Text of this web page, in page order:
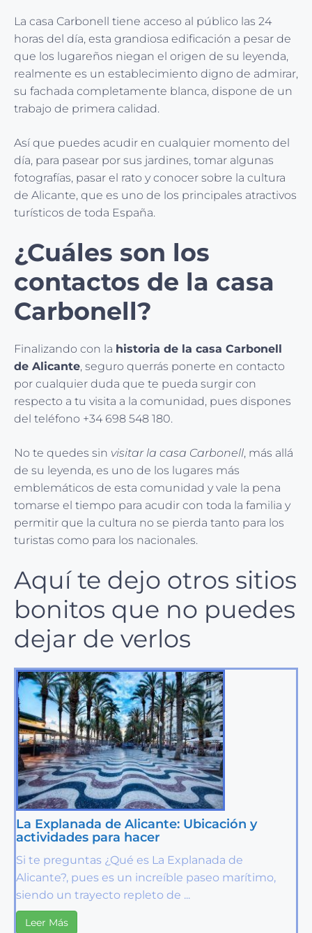
La casa Carbonell tiene acceso al público las 24
horas del día, esta grandiosa edificación a pesar de
que los lugareños niegan el origen de su leyenda,
realmente es un establecimiento digno de admirar,
su fachada completamente blanca, dispone de un
trabajo de primera calidad.
Así que puedes acudir en cualquier momento del
día, para pasear por sus jardines, tomar algunas
fotografías, pasar el rato y conocer sobre la cultura
de Alicante, que es uno de los principales atractivos
turísticos de toda España.
¿Cuáles son los
contactos de la casa
Carbonell?
Finalizando con la historia de la casa Carbonell
de Alicante, seguro querrás ponerte en contacto
por cualquier duda que te pueda surgir con
respecto a tu visita a la comunidad, pues dispones
del teléfono +34 698 548 180.
No te quedes sin visitar la casa Carbonell, más allá
de su leyenda, es uno de los lugares más
emblemáticos de esta comunidad y vale la pena
tomarse el tiempo para acudir con toda la familia y
permitir que la cultura no se pierda tanto para los
turistas como para los nacionales.
Aquí te dejo otros sitios
bonitos que no puedes
dejar de verlos
La Explanada de Alicante: Ubicación y
actividades para hacer
Si te preguntas ¿Qué es La Explanada de
Alicante?, pues es un increíble paseo marítimo,
siendo un trayecto repleto de ...
Leer Más